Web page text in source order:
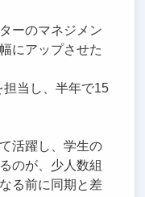
ーのマネジメン
にアップさせた
担当し、半年で15
活躍し、学生の
のが、少人数組
る前に同期と差